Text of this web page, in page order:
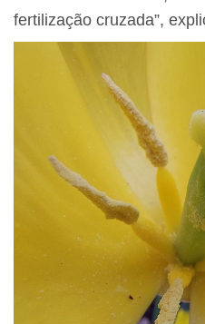
fertilização cruzada”,